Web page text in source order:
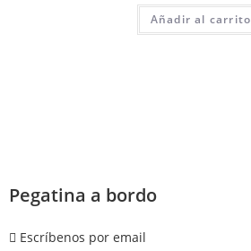
Añadir al carrito
Pegatina a bordo
Escríbenos por email